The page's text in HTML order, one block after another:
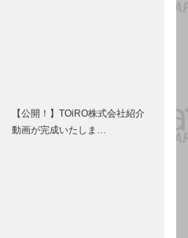
【公開！】TOiRO株式会社紹介
動画が完成いたしま…